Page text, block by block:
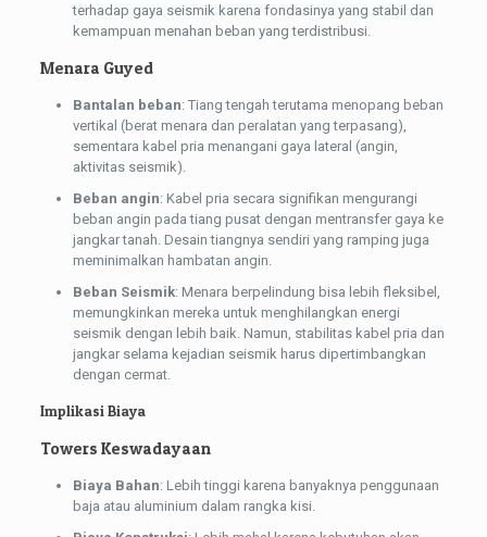
terhadap gaya seismik karena fondasinya yang stabil dan
kemampuan menahan beban yang terdistribusi.
Menara Guyed
Bantalan beban: Tiang tengah terutama menopang beban
vertikal (berat menara dan peralatan yang terpasang),
sementara kabel pria menangani gaya lateral (angin,
aktivitas seismik).
Beban angin: Kabel pria secara signifikan mengurangi
beban angin pada tiang pusat dengan mentransfer gaya ke
jangkar tanah. Desain tiangnya sendiri yang ramping juga
meminimalkan hambatan angin.
Beban Seismik: Menara berpelindung bisa lebih fleksibel,
memungkinkan mereka untuk menghilangkan energi
seismik dengan lebih baik. Namun, stabilitas kabel pria dan
jangkar selama kejadian seismik harus dipertimbangkan
dengan cermat.
Implikasi Biaya
Towers Keswadayaan
Biaya Bahan: Lebih tinggi karena banyaknya penggunaan
baja atau aluminium dalam rangka kisi.